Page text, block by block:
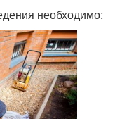
необходимо: